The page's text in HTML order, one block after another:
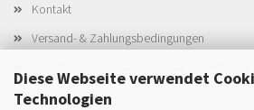
Diese Webseite verwendet
Technologien
Kontakt
Versand- & Zahlungsbedingungen
AGB